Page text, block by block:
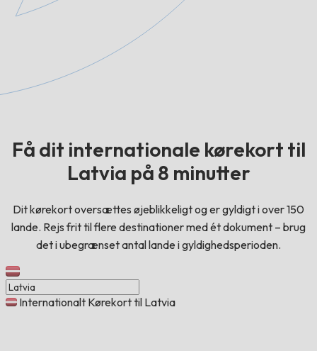
Få dit internationale kørekort til
Latvia på 8 minutter
Dit kørekort oversættes øjeblikkeligt og er gyldigt i over 150
lande. Rejs frit til flere destinationer med ét dokument – brug
det i ubegrænset antal lande i gyldighedsperioden.
Internationalt Kørekort til Latvia